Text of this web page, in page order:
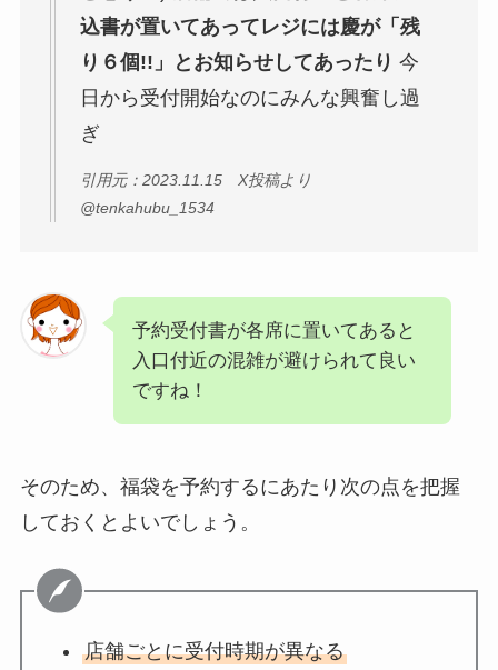
込書が置いてあってレジには慶が「残
り６個!!」とお知らせしてあったり 今
日から受付開始なのにみんな興奮し過
ぎ
引用元：2023.11.15 X投稿より
@tenkahubu_1534
予約受付書が各席に置いてあると
入口付近の混雑が避けられて良い
ですね！
そのため、福袋を予約するにあたり次の点を把握
しておくとよいでしょう。
店舗ごとに受付時期が異なる